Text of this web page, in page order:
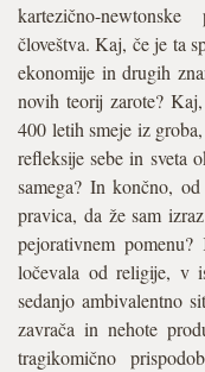
kartezično-
človeštva. Kaj, če je ta
ekonomije in drugih
novih teorij zarote?
400 letih smeje iz
refleksije sebe in sveta
samega? In končno,
pravica, da že sam
pejorativnem
ločevala od religije, v
sedanjo ambivalentno
zavrača in nehote
tragikomično